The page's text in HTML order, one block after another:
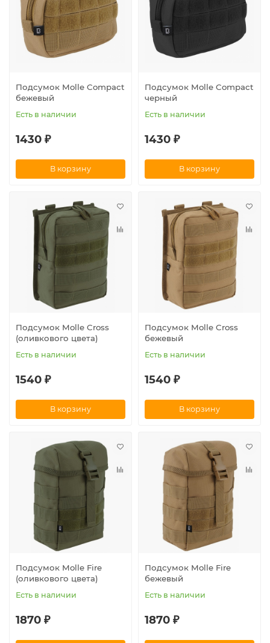
Подсумок Molle Compact
бежевый
Есть в наличии
1430 ₽
В корзину
Подсумок Molle Compact
черный
Есть в наличии
1430 ₽
В корзину
Подсумок Molle Cross
(оливкового цвета)
Есть в наличии
1540 ₽
В корзину
Подсумок Molle Cross
бежевый
Есть в наличии
1540 ₽
В корзину
Подсумок Molle Fire
(оливкового цвета)
Есть в наличии
1870 ₽
Подсумок Molle Fire
бежевый
Есть в наличии
1870 ₽